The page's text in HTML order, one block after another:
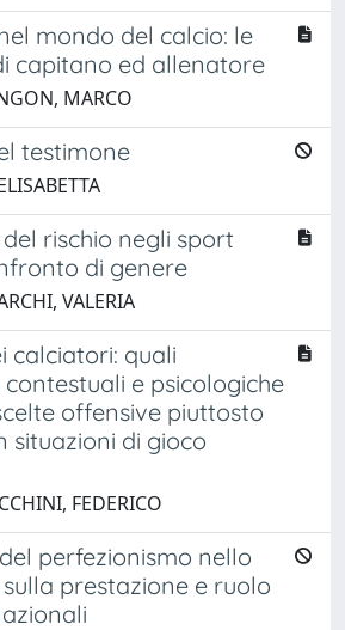
mondo del calcio: le
capitano ed allenatore
MARCO
testimone
rischio negli sport
di genere
VALERIA
calciatori: quali
e psicologiche
offensive piuttosto
situazioni di gioco
FEDERICO
perfezionismo nello
prestazione e ruolo